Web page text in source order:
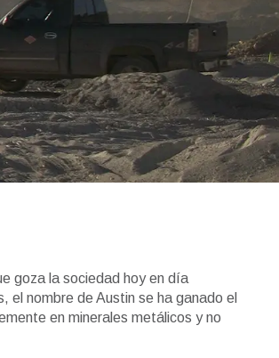
goza la sociedad hoy en día
el nombre de Austin se ha ganado el
en minerales metálicos y no